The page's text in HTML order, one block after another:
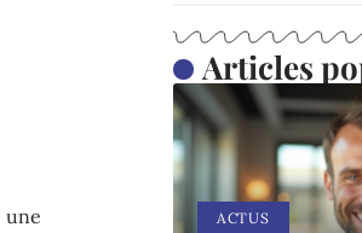
une
Articles
ACTUS